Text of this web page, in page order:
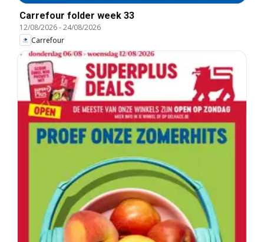
Carrefour folder week 33
12/08/2026-24/08/2026
Carrefour